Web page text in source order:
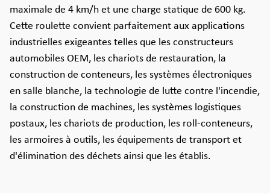
maximale de 4 km/h et une charge statique de 600 kg.
Cette roulette convient parfaitement aux applications
industrielles exigeantes telles que les constructeurs
automobiles OEM, les chariots de restauration, la
construction de conteneurs, les systèmes électroniques
en salle blanche, la technologie de lutte contre l'incendie,
la construction de machines, les systèmes logistiques
postaux, les chariots de production, les roll-conteneurs,
les armoires à outils, les équipements de transport et
d'élimination des déchets ainsi que les établis.